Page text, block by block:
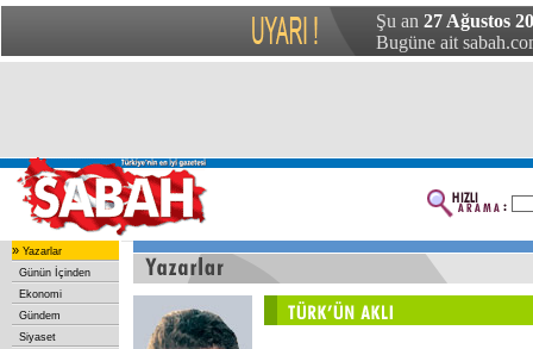
Şu an 27 Ağustos
Bugüne ait
» Yazarlar
Günün İçinden
Ekonomi
Gündem
Siyaset